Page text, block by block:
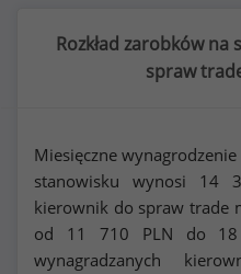
Rozkład zarobków
spraw
Miesięczne wynagrodzenie
stanowisku wynosi 14
kierownik do spraw trade
od 11 710 PLN do
wynagradzanych